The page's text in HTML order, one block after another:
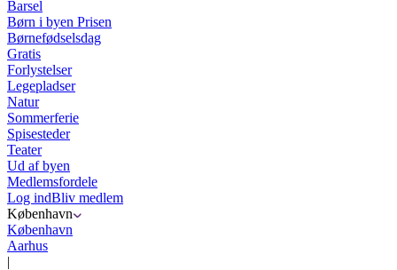
Barsel
Børn i byen Prisen
Børnefødselsdag
Gratis
Forlystelser
Legepladser
Natur
Sommerferie
Spisesteder
Teater
Ud af byen
Medlemsfordele
Log indBliv medlem
København
København
Aarhus
|